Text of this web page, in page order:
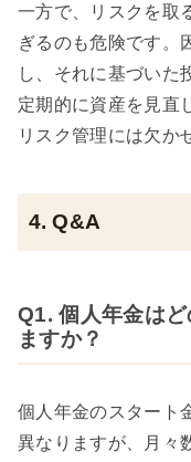
一方で、リスクを取
ぎるのも危険です。
し、それに基づいた
定期的に資産を見直
リスク管理には欠か
4. Q&A
Q1. 個人年金は
ますか？
個人年金のスタート
異なりますが、月々